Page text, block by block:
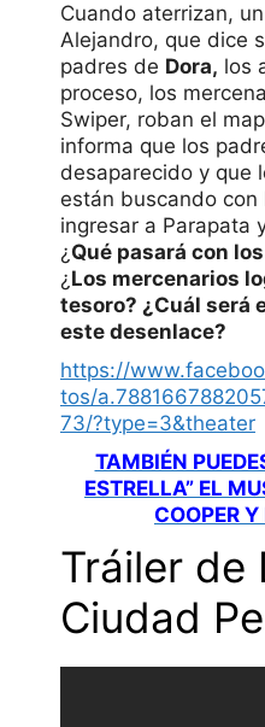
Cuando aterrizan,
Alejandro, que dice
padres de Dora, los
proceso, los
Swiper, roban el
informa que los
desaparecido y que
están buscando con
ingresar a Parapata
¿ Qué pasará con
¿ Los mercenarios
tesoro? ¿Cuál será
este desenlace?
https://
tos/
73/?type=3&theater
TAMBIÉN
ESTRELLA” EL
COOPER
Tráiler de
Ciudad